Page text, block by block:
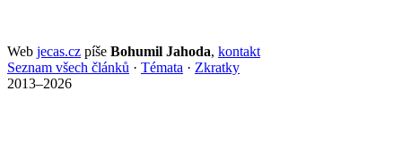
Web jecas.cz píše Bohumil Jahoda, kontakt
Seznam všech článků · Témata · Zkratky
2013–2026